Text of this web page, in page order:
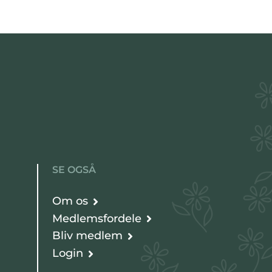
SE OGSÅ
Om os
Medlemsfordele
Bliv medlem
Login